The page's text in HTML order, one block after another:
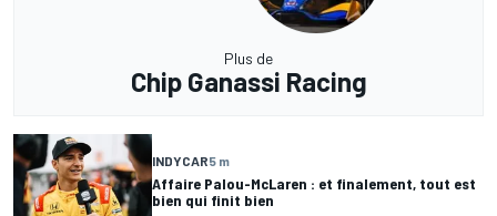
Plus de
Chip Ganassi Racing
INDYCAR5 m
Affaire Palou-McLaren : et finalement, tout est
bien qui finit bien